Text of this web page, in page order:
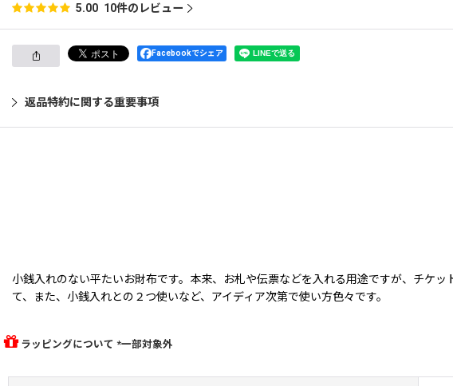
5.00 10件のレビュー
Facebookでシェア
返品特約に関する重要事項
小銭入れのない平たいお財布です。本来、お札や伝票などを入れる用途ですが、チケ
て、また、小銭入れとの２つ使いなど、アイディア次第で使い方色々です。
ラッピングについて *一部対象外